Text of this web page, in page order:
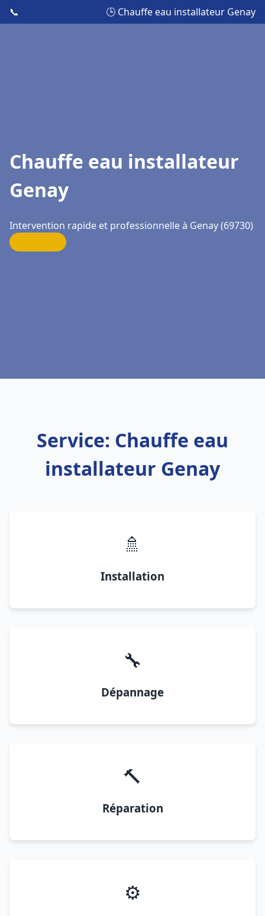
📞 🕒 Chauffe eau installateur Genay
Chauffe eau installateur
Genay
Intervention rapide et professionnelle à Genay (69730)
Service: Chauffe eau
installateur Genay
🚿
Installation
🔧
Dépannage
🔨
Réparation
⚙️